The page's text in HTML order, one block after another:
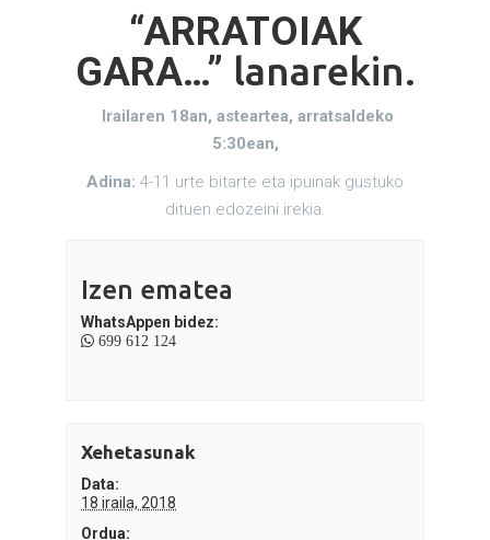
“ARRATOIAK
GARA…” lanarekin.
Irailaren 18an, asteartea, arratsaldeko
5:30ean,
Adina: 4-11 urte bitarte eta ipuinak gustuko
dituen edozeini irekia.
Izen ematea
WhatsAppen bidez:
699 612 124
Xehetasunak
Data:
18 iraila, 2018
Ordua: